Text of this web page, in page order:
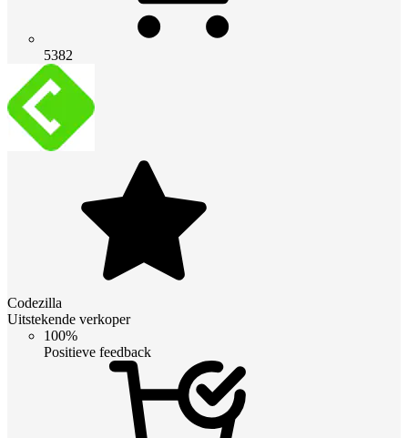
5382
Codezilla
Uitstekende verkoper
100%
Positieve feedback